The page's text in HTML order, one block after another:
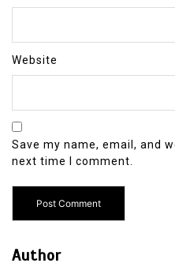
Website
Save my name, email, and
next time I comment.
Author